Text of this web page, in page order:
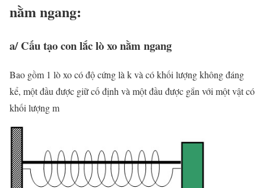
nằm ngang:
a/ Cấu tạo con lắc lò xo nằm ngang
Bao gồm 1 lò xo có độ cứng là k và có khối lượng không đáng
kể, một đầu được giữ cố định và một đầu được gắn với một vật có
khối lượng m